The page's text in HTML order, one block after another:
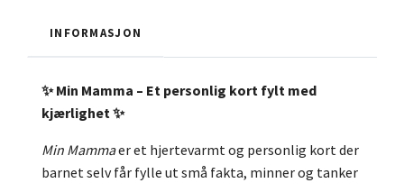
INFORMASJON
✨ Min Mamma – Et personlig kort fylt med
kjærlighet ✨
Min Mammaer et hjertevarmt og personlig kort der
barnet selv får fylle ut små fakta, minner og tanker